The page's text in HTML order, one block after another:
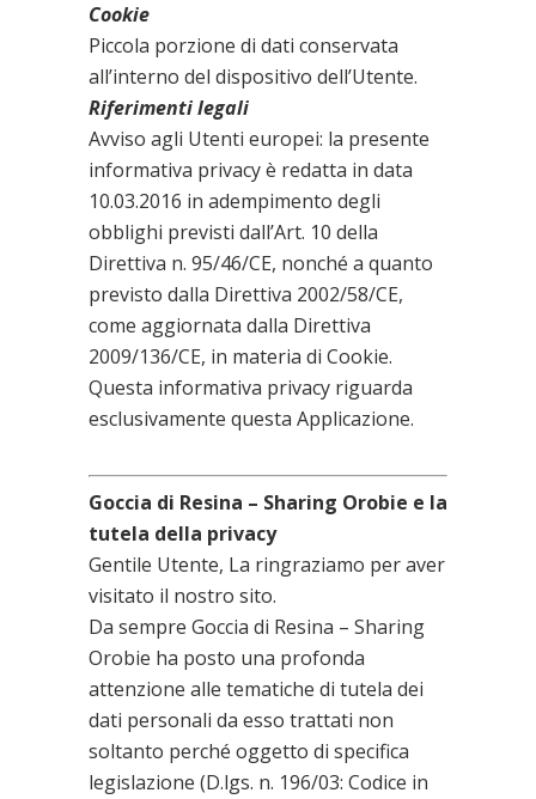
Cookie
Piccola porzione di dati conservata
all’interno del dispositivo dell’Utente.
Riferimenti legali
Avviso agli Utenti europei: la presente
informativa privacy è redatta in data
10.03.2016 in adempimento degli
obblighi previsti dall’Art. 10 della
Direttiva n. 95/46/CE, nonché a quanto
previsto dalla Direttiva 2002/58/CE,
come aggiornata dalla Direttiva
2009/136/CE, in materia di Cookie.
Questa informativa privacy riguarda
esclusivamente questa Applicazione.
Goccia di Resina – Sharing Orobie e la
tutela della privacy
Gentile Utente, La ringraziamo per aver
visitato il nostro sito.
Da sempre Goccia di Resina – Sharing
Orobie ha posto una profonda
attenzione alle tematiche di tutela dei
dati personali da esso trattati non
soltanto perché oggetto di specifica
legislazione (D.lgs. n. 196/03: Codice in